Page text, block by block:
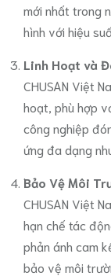
mới nhất trong
hình với hiệu
Linh Hoạt và
CHUSAN Việt
hoạt, phù hợp
công nghiệp
ứng đa dạng
Bảo Vệ Môi
CHUSAN Việt
hạn chế tác
phản ánh cam
bảo vệ môi